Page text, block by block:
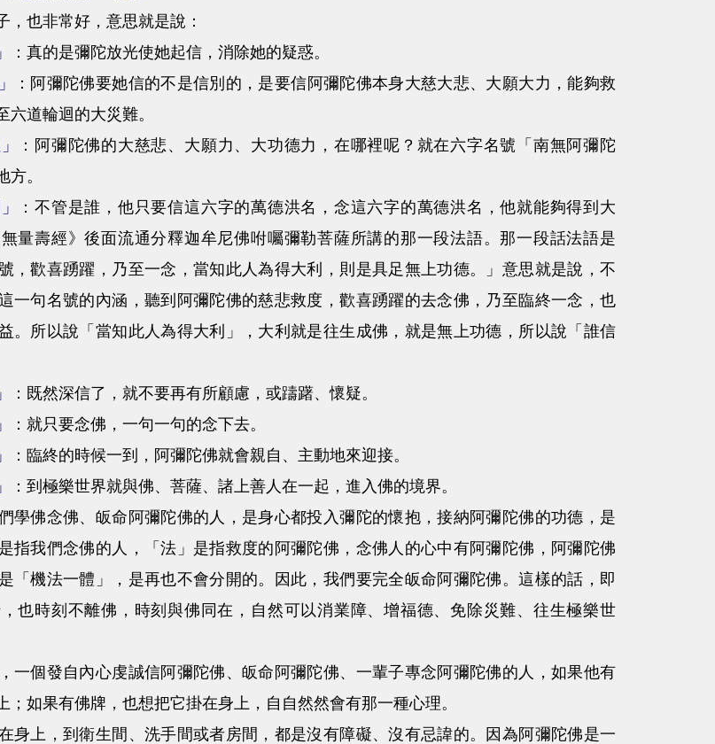
也非常好，意思就是說：
：真的是彌陀放光使她起信，消除她的疑惑。
：阿彌陀佛要她信的不是信別的，是要信阿彌陀佛本身大慈大悲、大願大力，能夠救
六道輪迴的大災難。
：阿彌陀佛的大慈悲、大願力、大功德力，在哪裡呢？就在六字名號「南無阿彌陀
。
：不管是誰，他只要信這六字的萬德洪名，念這六字的萬德洪名，他就能夠得到大
量壽經》後面流通分釋迦牟尼佛咐囑彌勒菩薩所講的那一段法語。那一段話法語是
，歡喜踴躍，乃至一念，當知此人為得大利，則是具足無上功德。」意思就是說，不
一句名號的內涵，聽到阿彌陀佛的慈悲救度，歡喜踴躍的去念佛，乃至臨終一念，也
。所以說「當知此人為得大利」，大利就是往生成佛，就是無上功德，所以說「誰信
：既然深信了，就不要再有所顧慮，或躊躇、懷疑。
：就只要念佛，一句一句的念下去。
：臨終的時候一到，阿彌陀佛就會親自、主動地來迎接。
：到極樂世界就與佛、菩薩、諸上善人在一起，進入佛的境界。
佛念佛、皈命阿彌陀佛的人，是身心都投入彌陀的懷抱，接納阿彌陀佛的功德，是
指我們念佛的人，「法」是指救度的阿彌陀佛，念佛人的心中有阿彌陀佛，阿彌陀佛
「機法一體」，是再也不會分開的。因此，我們要完全皈命阿彌陀佛。這樣的話，即
也時刻不離佛，時刻與佛同在，自然可以消業障、增福德、免除災難、往生極樂世
個發自內心虔誠信阿彌陀佛、皈命阿彌陀佛、一輩子專念阿彌陀佛的人，如果他有
；如果有佛牌，也想把它掛在身上，自自然然會有那一種心理。
上，到衛生間、洗手間或者房間，都是沒有障礙、沒有忌諱的。因為阿彌陀佛是一